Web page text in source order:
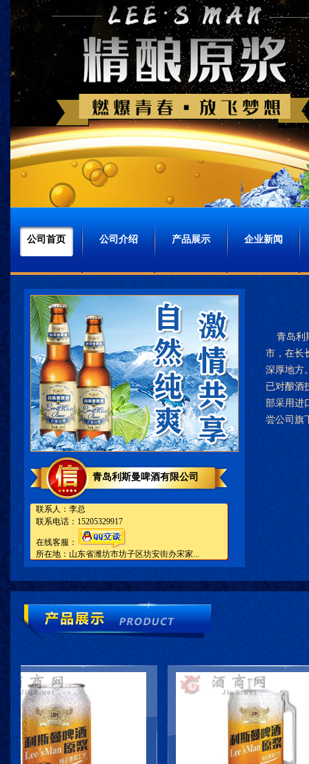
公司首页 公司介绍 产品展示 企业新闻
青岛利斯曼啤酒有限公司
联系人：李总
联系电话：15205329917
在线客服：
所在地：山东省潍坊市坊子区坊安街办宋家...
青岛利斯
市，在长
深厚地方
已对酿酒
部采用进
尝公司旗